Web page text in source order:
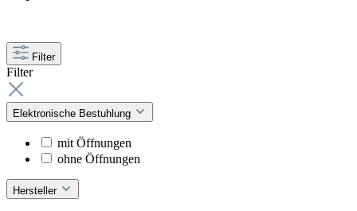
Filter
Filter
Elektronische Bestuhlung
mit Öffnungen
ohne Öffnungen
Hersteller